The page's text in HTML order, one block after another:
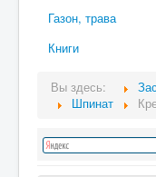
Газон, трава
Книги
Вы здесь:
Шпинат